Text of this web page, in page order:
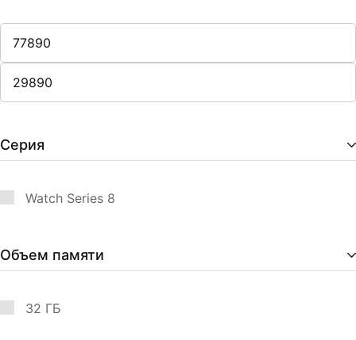
Серия
Watch Series 8
Объем памяти
32 ГБ